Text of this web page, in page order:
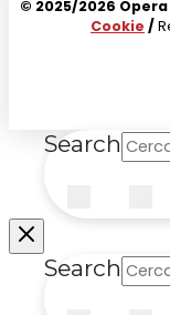
© 2025/2026
Cookie /
Search
Search